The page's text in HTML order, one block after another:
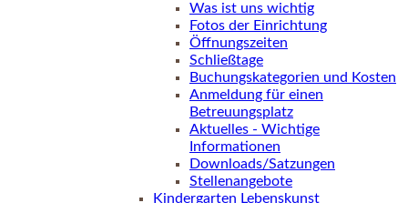
Was ist uns wichtig
Fotos der Einrichtung
Öffnungszeiten
Schließtage
Buchungskategorien und Kosten
Anmeldung für einen
Betreuungsplatz
Aktuelles - Wichtige
Informationen
Downloads/Satzungen
Stellenangebote
Kindergarten Lebenskunst